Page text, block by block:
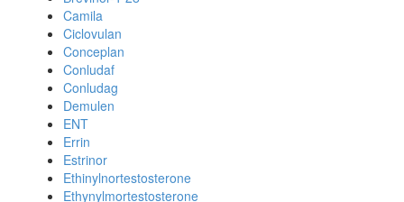
Camila
Ciclovulan
Conceplan
Conludaf
Conludag
Demulen
ENT
Errin
Estrinor
Ethinylnortestosterone
Ethynylmortestosterone